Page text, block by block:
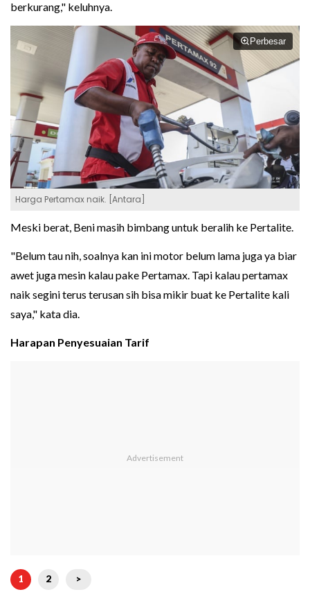
berkurang," keluhnya.
Perbesar
Harga Pertamax naik. [Antara]
Meski berat, Beni masih bimbang untuk beralih ke Pertalite.
"Belum tau nih, soalnya kan ini motor belum lama juga ya biar
awet juga mesin kalau pake Pertamax. Tapi kalau pertamax
naik segini terus terusan sih bisa mikir buat ke Pertalite kali
saya," kata dia.
Harapan Penyesuaian Tarif
1 2 >